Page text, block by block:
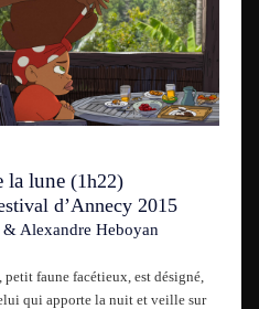
la lune (1h22)
d’Annecy 2015
Alexandre Heboyan
faune facétieux, est désigné,
qui apporte la nuit et veille sur